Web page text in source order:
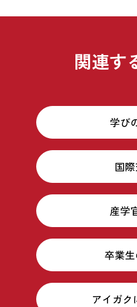
関連す
学び
国
産学
卒業
アイガク